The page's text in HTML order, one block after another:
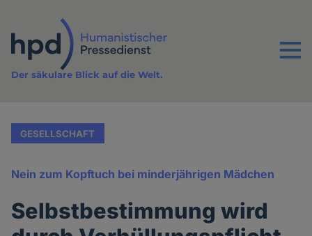
Inhalt
Menu
Der säkulare Blick auf die Welt.
GESELLSCHAFT
Nein zum Kopftuch bei minderjährigen Mädchen
Selbstbestimmung wird